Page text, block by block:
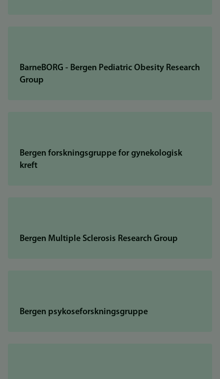
BarneBORG - Bergen Pediatric Obesity Research
Group
Bergen forskningsgruppe for gynekologisk
kreft
Bergen Multiple Sclerosis Research Group
Bergen psykoseforskningsgruppe